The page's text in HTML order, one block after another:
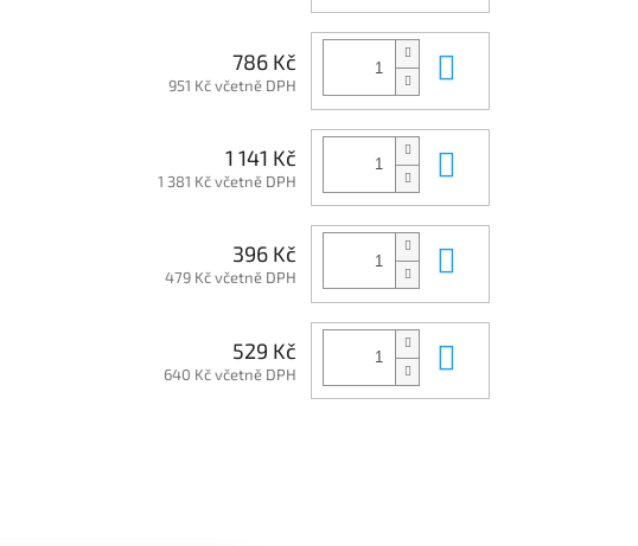
786 Kč
951 Kč včetně DPH
1 141 Kč
1 381 Kč včetně DPH
396 Kč
479 Kč včetně DPH
529 Kč
640 Kč včetně DPH